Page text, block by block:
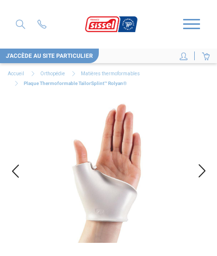
J'ACCÈDE AU SITE PARTICULIER
Accueil Orthopédie
Matières thermoformables
Plaque Thermoformable TailorSplint™ Rolyan®